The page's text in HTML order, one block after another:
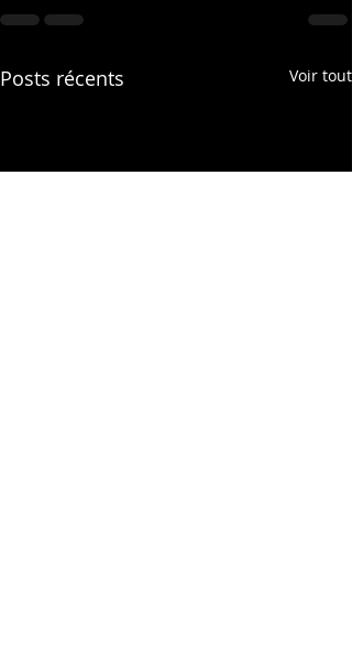
Posts récents Voir tout